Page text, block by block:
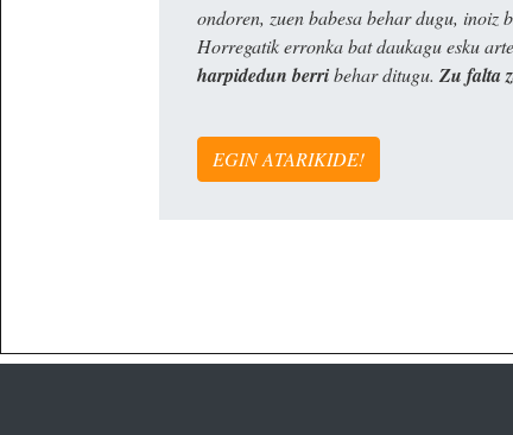
ondoren, zuen babesa behar dugu, inoiz
Horregatik erronka bat daukagu esku
harpidedun berribehar ditugu. Zu falta
EGIN ATARIKIDE!